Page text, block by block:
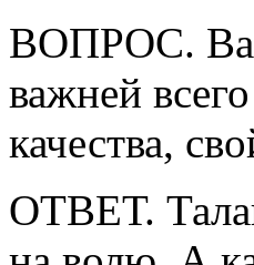
ВОПРОС.
важней
качества,
ОТВЕТ.